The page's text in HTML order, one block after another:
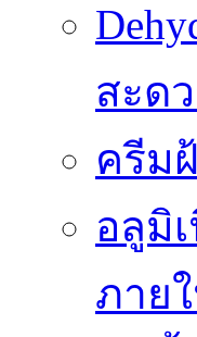
สะด
ครีม
อลูมิ
ภาย